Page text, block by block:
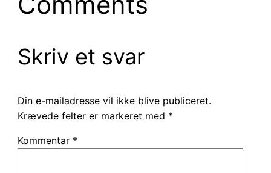
Skriv et svar
Din e-mailadresse vil ikke blive publiceret.
Krævede felter er markeret med *
Kommentar *